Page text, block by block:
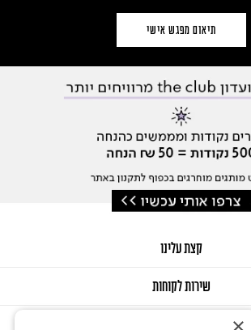
תיאום מפגש אישי
קצת עלינו
שירות לקוחות